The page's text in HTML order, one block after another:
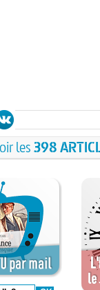
les398